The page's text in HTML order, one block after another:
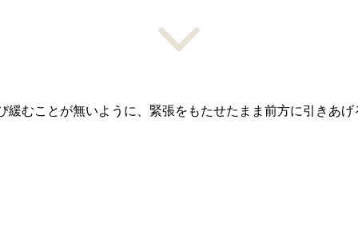
むことが無いように、緊張をもたせたまま前方に引きあげ